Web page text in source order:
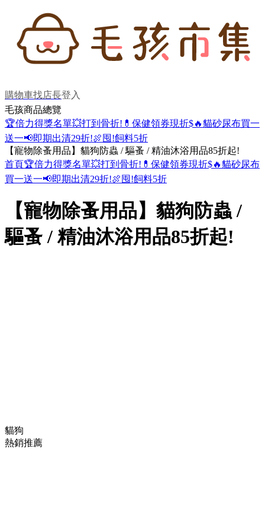
購物車找店長登入
毛孩商品總覽
🏆倍力得獎名單💥打到骨折! 💊保健領券現折$🔥貓砂尿布買一
送一📢即期出清29折!🍖囤!飼料5折
【寵物除蚤用品】貓狗防蟲 / 驅蚤 / 精油沐浴用品85折起!
首頁🏆倍力得獎名單💥打到骨折! 💊保健領券現折$🔥貓砂尿布
買一送一📢即期出清29折!🍖囤!飼料5折
【寵物除蚤用品】貓狗防蟲 /
驅蚤 / 精油沐浴用品85折起!
貓狗
熱銷推薦